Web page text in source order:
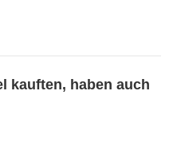
kauften, haben auch